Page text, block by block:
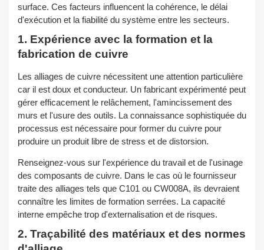
surface. Ces facteurs influencent la cohérence, le délai
d'exécution et la fiabilité du système entre les secteurs.
1. Expérience avec la formation et la
fabrication de cuivre
Les alliages de cuivre nécessitent une attention particulière
car il est doux et conducteur. Un fabricant expérimenté peut
gérer efficacement le relâchement, l'amincissement des
murs et l'usure des outils. La connaissance sophistiquée du
processus est nécessaire pour former du cuivre pour
produire un produit libre de stress et de distorsion.
Renseignez-vous sur l'expérience du travail et de l'usinage
des composants de cuivre. Dans le cas où le fournisseur
traite des alliages tels que C101 ou CW008A, ils devraient
connaître les limites de formation serrées. La capacité
interne empêche trop d'externalisation et de risques.
2. Traçabilité des matériaux et des normes